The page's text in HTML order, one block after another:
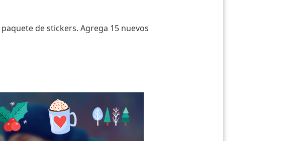
de stickers. Agrega 15 nuevos